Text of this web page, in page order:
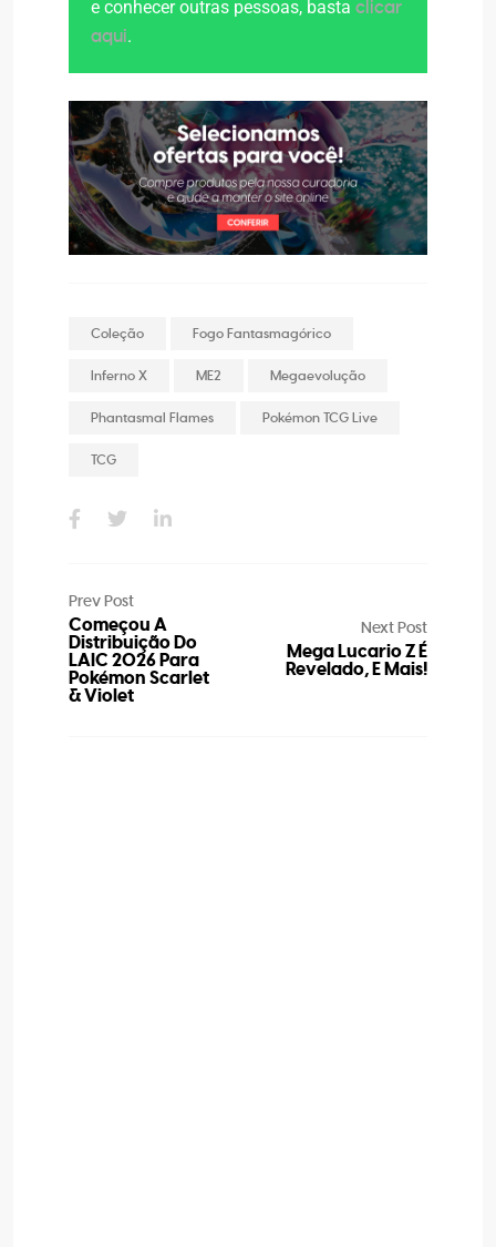
e conhecer outras pessoas, basta clicar
aqui.
Coleção Fogo Fantasmagórico
Inferno X ME2 Megaevolução
Phantasmal Flames Pokémon TCG Live
TCG
Prev Post
Começou A
Distribuição Do
LAIC 2026 Para
Pokémon Scarlet
& Violet
Next Post
Mega Lucario Z É
Revelado, E Mais!